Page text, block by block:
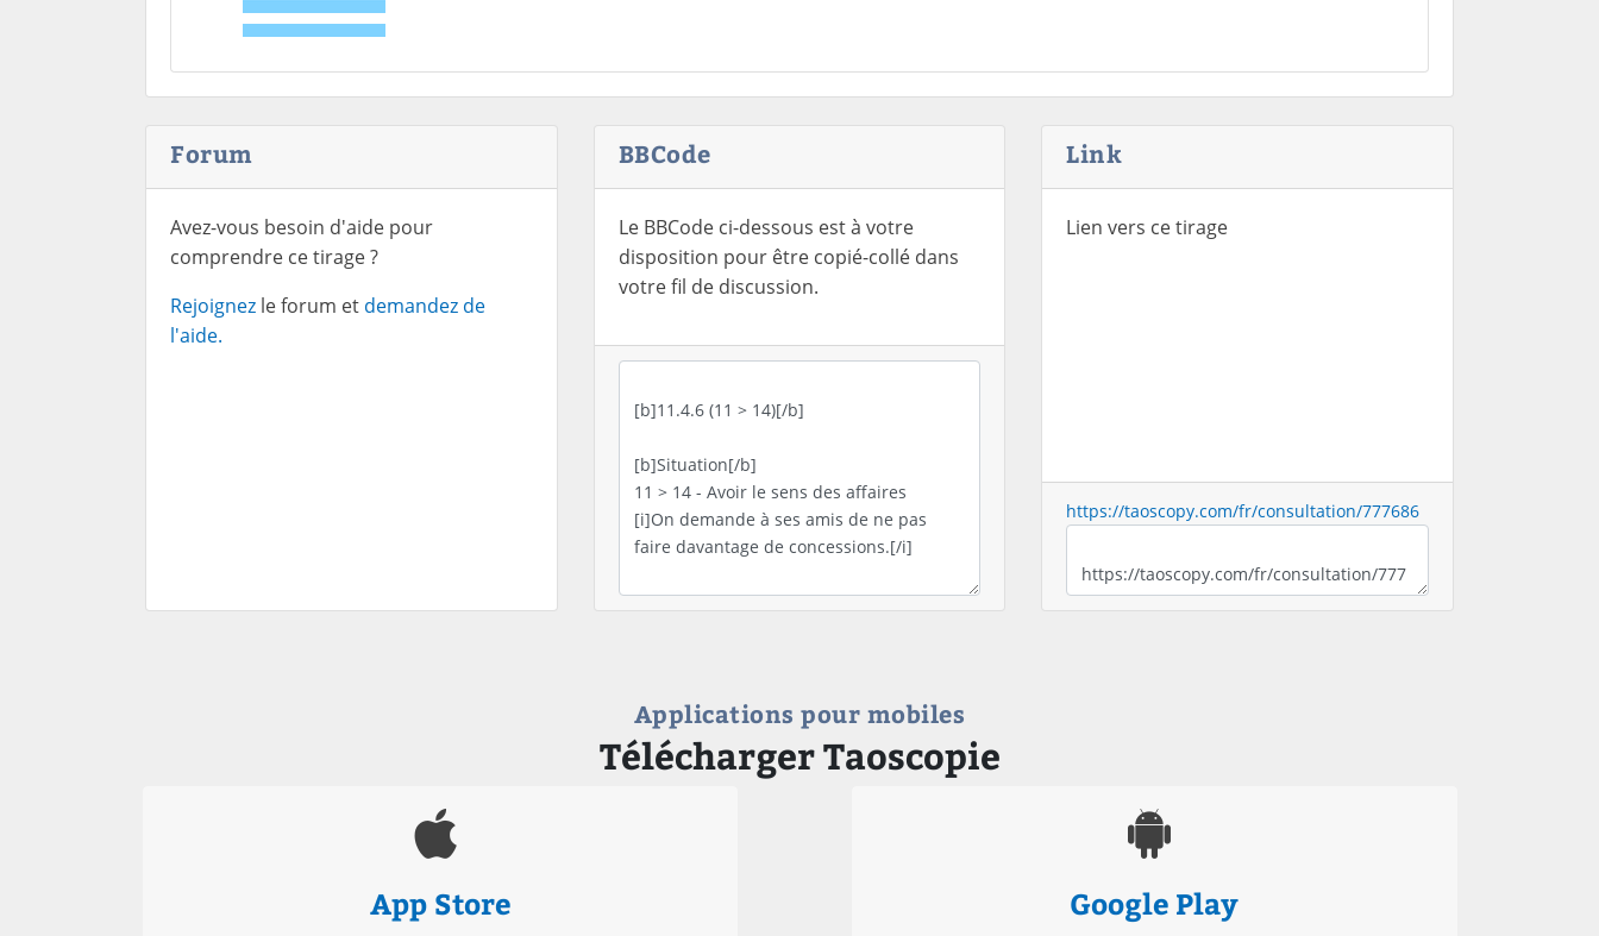
Forum
Avez-vous besoin d'aide pour
comprendre ce tirage ?
Rejoignez le forum et demandez de
l'aide.
BBCode
Le BBCode ci-dessous est à votre
disposition pour être copié-collé dans
votre fil de discussion.
Link
Lien vers ce tirage
https://taoscopy.com/fr/consultation/777686
Applications pour mobiles
Télécharger Taoscopie
App Store Google Play